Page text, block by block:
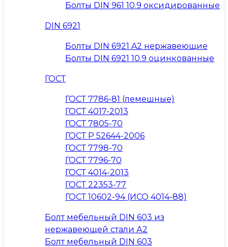
Болты DIN 961 10.9 оксидированные
DIN 6921
Болты DIN 6921 A2 нержавеющие
Болты DIN 6921 10.9 оцинкованные
ГОСТ
ГОСТ 7786-81 (лемешные)
ГОСТ 4017-2013
ГОСТ 7805-70
ГОСТ Р 52644-2006
ГОСТ 7798-70
ГОСТ 7796-70
ГОСТ 4014-2013
ГОСТ 22353-77
ГОСТ 10602-94 (ИСО 4014-88)
Болт мебельный DIN 603 из
нержавеющей стали А2
Болт мебельный DIN 603